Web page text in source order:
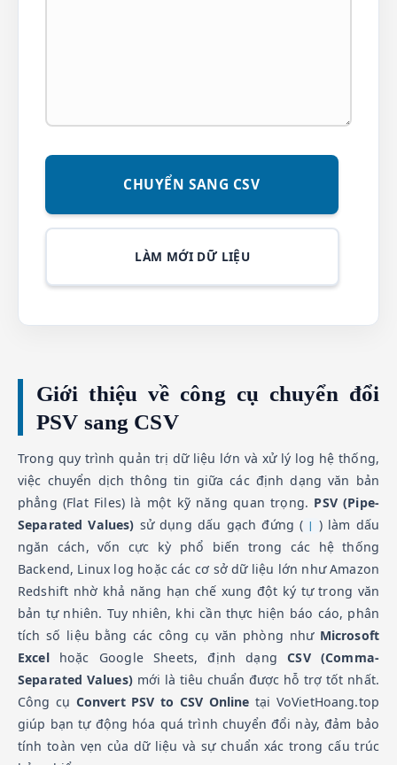
CHUYỂN SANG CSV
LÀM MỚI DỮ LIỆU
Giới thiệu về công cụ chuyển đổi
PSV sang CSV
Trong quy trình quản trị dữ liệu lớn và xử lý log hệ thống,
việc chuyển dịch thông tin giữa các định dạng văn bản
phẳng (Flat Files) là một kỹ năng quan trọng. PSV (Pipe-
Separated Values) sử dụng dấu gạch đứng ( |
) làm dấu
ngăn cách, vốn cực kỳ phổ biến trong các hệ thống
Backend, Linux log hoặc các cơ sở dữ liệu lớn như Amazon
Redshift nhờ khả năng hạn chế xung đột ký tự trong văn
bản tự nhiên. Tuy nhiên, khi cần thực hiện báo cáo, phân
tích số liệu bằng các công cụ văn phòng như Microsoft
Excelhoặc Google Sheets, định dạngCSV (Comma-
Separated Values)mới là tiêu chuẩn được hỗ trợ tốt nhất.
Công cụ Convert PSV to CSV Online tại VoVietHoang.top
giúp bạn tự động hóa quá trình chuyển đổi này, đảm bảo
tính toàn vẹn của dữ liệu và sự chuẩn xác trong cấu trúc